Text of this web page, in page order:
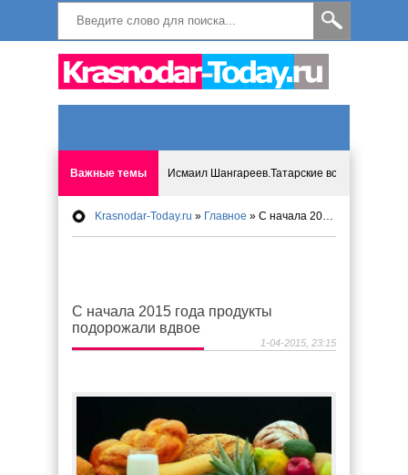
Важные темы Исмаил Шангареев.Татарские встречи на
Программа «Мир без слёз» впервые в Анапе:
Исмагил Шангареев. В поисках внутренней
Krasnodar-Today.ru » Главное » С начала 2015 года продукты подорожали вдвое
С начала 2015 года продукты
подорожали вдвое
1-04-2015, 23:15